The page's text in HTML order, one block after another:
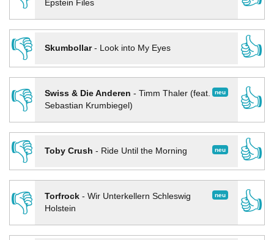
Epstein Files
👎
Skumbollar- Look into My Eyes
👍
👎
neu
Swiss & Die Anderen - Timm Thaler (feat.
Sebastian Krumbiegel)
👍
👎
neu
Toby Crush - Ride Until the Morning
👍
👎
neu
Torfrock- Wir Unterkellern Schleswig
Holstein
👍